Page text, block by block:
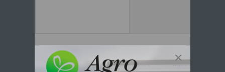
+ 375Показать телефоны